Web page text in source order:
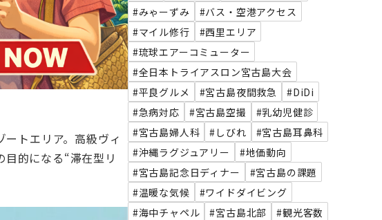
トエリア。高級ヴィ
的になる“滞在型リ
#みゃーずみ
#バス・空港アクセス
#マイル修行
#西里エリア
#琉球エアーコミューター
#全日本トライアスロン宮古島大会
#平良グルメ
#宮古島夜間救急
#DiDi
#急病対応
#宮古島空撮
#乳幼児健診
#宮古島婦人科
#しびれ
#宮古島耳鼻科
#沖縄ラグジュアリー
#地価動向
#宮古島記念日ディナー
#宮古島の課題
#温暖な気候
#ワイドダイビング
#海中チャペル
#宮古島北部
#観光客数